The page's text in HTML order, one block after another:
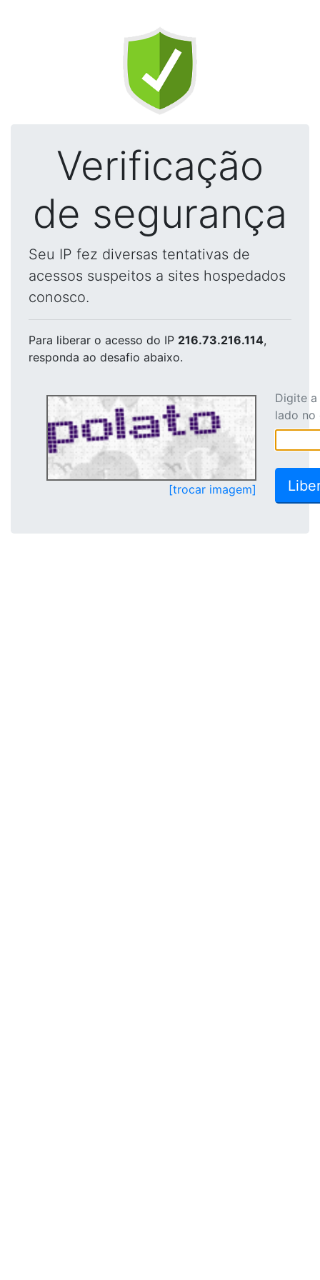
Verificação
de segurança
Seu IP fez diversas tentativas de
acessos suspeitos a sites hospedados
conosco.
Para liberar o acesso do IP 216.73.216.114,
responda ao desafio abaixo.
[trocar imagem]
Digite
lado no